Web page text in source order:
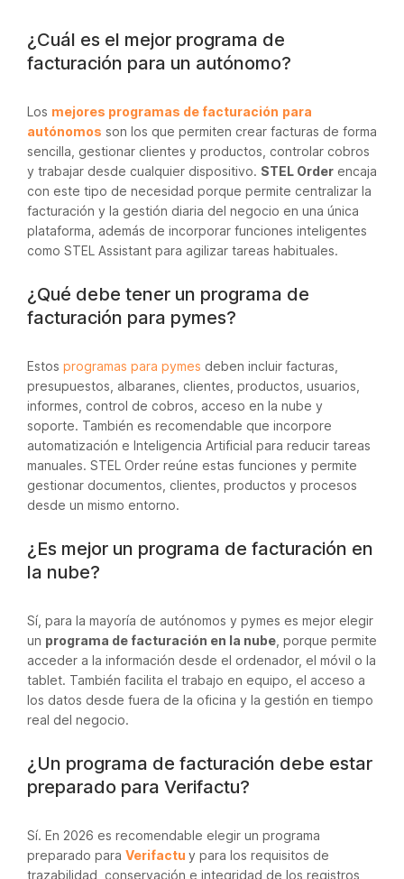
¿Cuál es el mejor programa de
facturación para un autónomo?
Los mejores programas de facturación para
autónomos son los que permiten crear facturas de forma
sencilla, gestionar clientes y productos, controlar cobros
y trabajar desde cualquier dispositivo. STEL Order encaja
con este tipo de necesidad porque permite centralizar la
facturación y la gestión diaria del negocio en una única
plataforma, además de incorporar funciones inteligentes
como STEL Assistant para agilizar tareas habituales.
¿Qué debe tener un programa de
facturación para pymes?
Estos programas para pymes deben incluir facturas,
presupuestos, albaranes, clientes, productos, usuarios,
informes, control de cobros, acceso en la nube y
soporte. También es recomendable que incorpore
automatización e Inteligencia Artificial para reducir tareas
manuales. STEL Order reúne estas funciones y permite
gestionar documentos, clientes, productos y procesos
desde un mismo entorno.
¿Es mejor un programa de facturación en
la nube?
Sí, para la mayoría de autónomos y pymes es mejor elegir
un programa de facturación en la nube , porque permite
acceder a la información desde el ordenador, el móvil o la
tablet. También facilita el trabajo en equipo, el acceso a
los datos desde fuera de la oficina y la gestión en tiempo
real del negocio.
¿Un programa de facturación debe estar
preparado para Verifactu?
Sí. En 2026 es recomendable elegir un programa
preparado para Verifactu y para los requisitos de
trazabilidad, conservación e integridad de los registros